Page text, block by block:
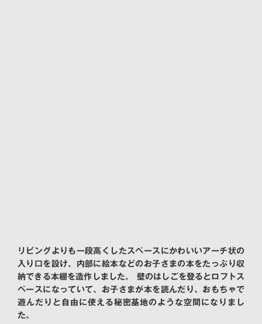
リビングよりも一段高くしたスペースにかわいいアーチ状の
入り口を設け、内部に絵本などのお子さまの本をたっぷり収
納できる本棚を造作しました。 壁のはしごを登るとロフトス
ペースになっていて、お子さまが本を読んだり、おもちゃで
遊んだりと自由に使える秘密基地のような空間になりまし
た。